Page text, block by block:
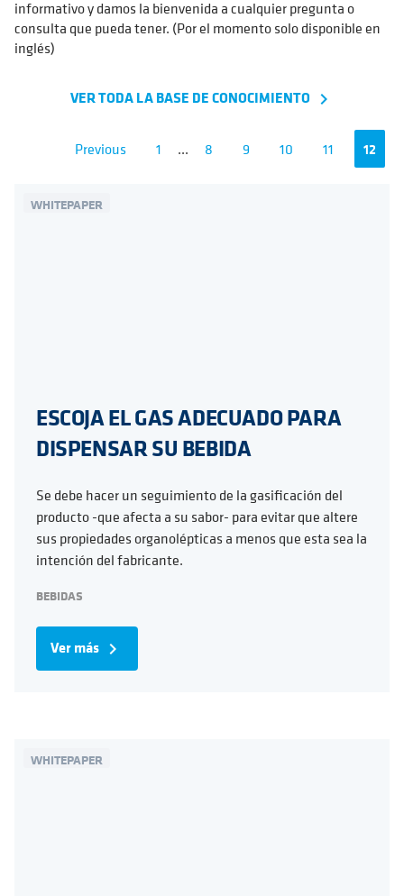
informativo y damos la bienvenida a cualquier pregunta o
consulta que pueda tener. (Por el momento solo disponible en
inglés)
VER TODA LA BASE DE CONOCIMIENTO navigate_next
Previous 1 ... 8 9 10 11 12
WHITEPAPER
ESCOJA EL GAS ADECUADO PARA
DISPENSAR SU BEBIDA
Se debe hacer un seguimiento de la gasificación del
producto -que afecta a su sabor- para evitar que altere
sus propiedades organolépticas a menos que esta sea la
intención del fabricante.
BEBIDAS
Ver más navigate_next
WHITEPAPER